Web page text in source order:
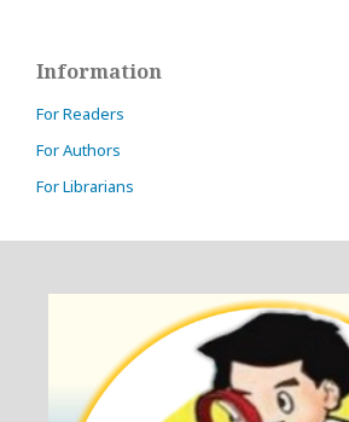
Information
For Readers
For Authors
For Librarians